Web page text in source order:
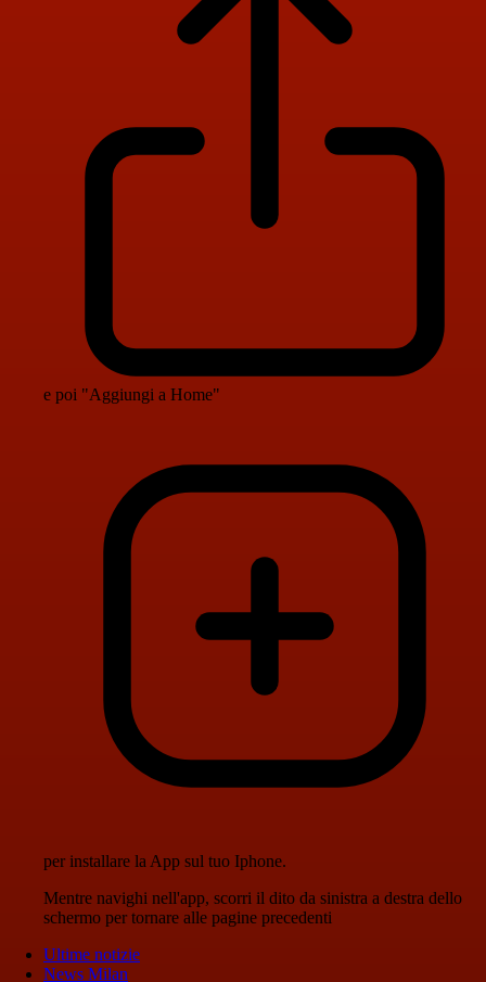
e poi "Aggiungi a Home"
per installare la App sul tuo Iphone.
Mentre navighi nell'app, scorri il dito da sinistra a destra dello
schermo per tornare alle pagine precedenti
Ultime notizie
News Milan